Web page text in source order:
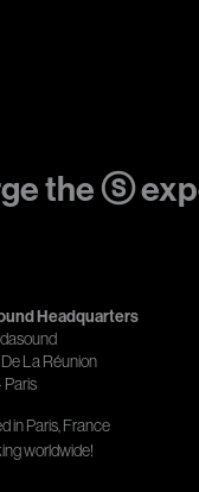
the ⓢ
Headquarters
La Réunion
Paris
in Paris, France
worldwide!